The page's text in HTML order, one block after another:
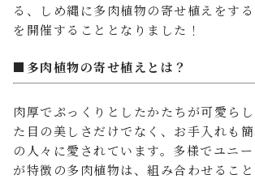
る、しめ縄に多肉植物の寄せ植えをす
を開催することとなりました！
■多肉植物の寄せ植えとは？
肉厚でぷっくりとしたかたちが可愛ら
た目の美しさだけでなく、お手入れも簡
の人々に愛されています。多様でユニ
が特徴の多肉植物は、組み合わせるこ